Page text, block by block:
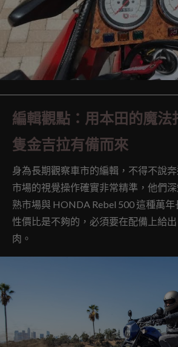
編輯觀點：用本田的魔法
隻金吉拉有備而來
身為長期觀察車市的編輯，不得不說
市場的視覺操作確實非常精準，他們
熟市場與 HONDA Rebel 500 這種萬
性價比是不夠的，必須要在配備上給
肉。